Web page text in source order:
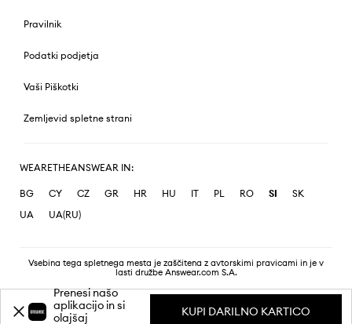
Pravilnik
Podatki podjetja
Vaši Piškotki
Zemljevid spletne strani
WEARETHEANSWEAR IN:
BG CY CZ GR HR HU IT PL RO SI
SK
UA
UA(RU)
Vsebina tega spletnega mesta je zaščitena z avtorskimi pravicami in je v
lasti družbe Answear.com S.A.
Prenesi našo
aplikacijo in si
olajšaj
KUPI DARILNO KARTICO